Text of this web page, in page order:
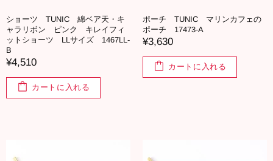
ショーツ TUNIC 綿ベア天・キ
ャラリボン ピンク キレイフィ
ットショーツ LLサイズ 1467LL-
B
¥4,510
カートに入れる
ポーチ TUNIC マリンカフェの
ポーチ 17473-A
¥3,630
カートに入れる